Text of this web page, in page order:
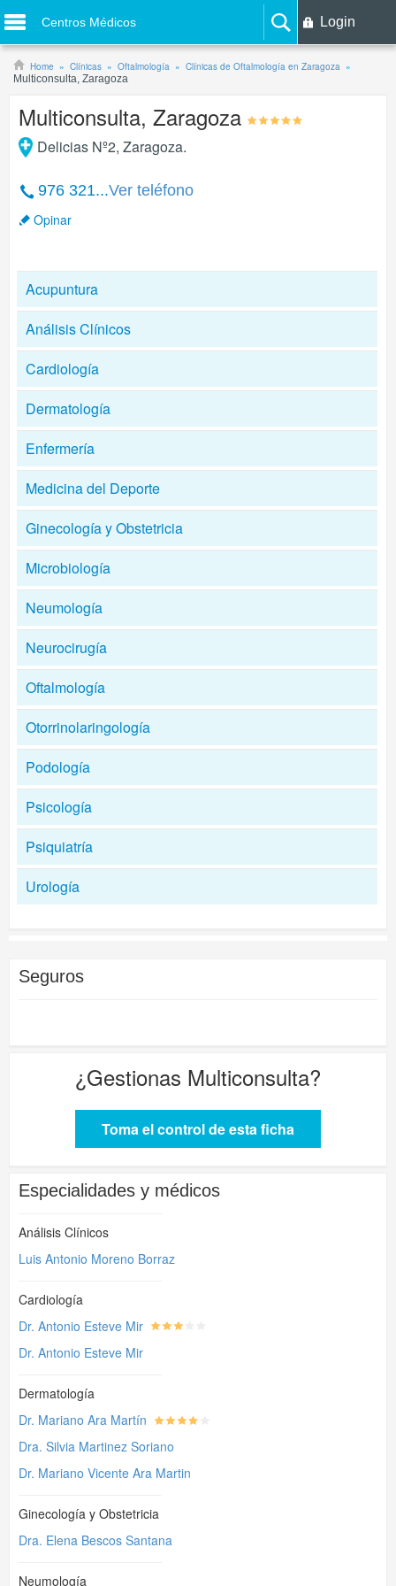
Centros Médicos Login
Home Clínicas Oftalmología
Clínicas de Oftalmología en Zaragoza
Multiconsulta, Zaragoza
Multiconsulta, Zaragoza
Delicias Nº2, Zaragoza.
976 321...Ver teléfono
Opinar
Acupuntura
Análisis Clínicos
Cardiología
Dermatología
Enfermería
Medicina del Deporte
Ginecología y Obstetricia
Microbiología
Neumología
Neurocirugía
Oftalmología
Otorrinolaringología
Podología
Psicología
Psiquiatría
Urología
Seguros
¿Gestionas Multiconsulta?
Toma el control de esta ficha
Especialidades y médicos
Análisis Clínicos
Luis Antonio Moreno Borraz
Cardiología
Dr. Antonio Esteve Mir
Dr. Antonio Esteve Mir
Dermatología
Dr. Mariano Ara Martín
Dra. Silvia Martinez Soriano
Dr. Mariano Vicente Ara Martin
Ginecología y Obstetricia
Dra. Elena Bescos Santana
Neumología